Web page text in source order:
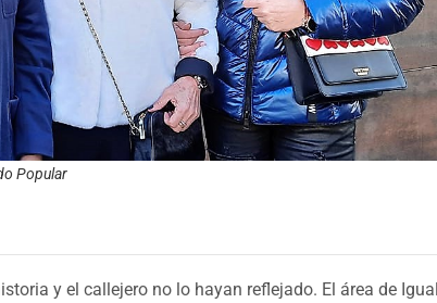
Popular
y el callejero no lo hayan reflejado. El área de